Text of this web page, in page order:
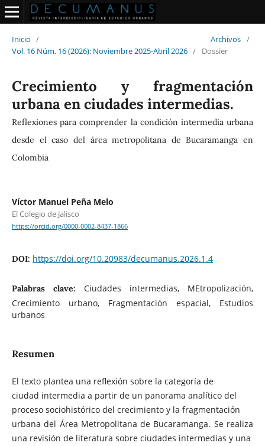
Inicio / Archivos /
Vol. 16 Núm. 16 (2026): Noviembre 2025-Abril 2026 / Dossier
Crecimiento y fragmentación
urbana en ciudades intermedias.
Reflexiones para comprender la condición intermedia urbana
desde el caso del área metropolitana de Bucaramanga en
Colombia
Víctor Manuel Peña Melo
El Colegio de Jalisco
https://orcid.org/0000-0002-8437-1866
DOI: https://doi.org/10.20983/decumanus.2026.1.4
Palabras clave: Ciudades intermedias, MEtropolización,
Crecimiento urbano, Fragmentación espacial, Estudios
urbanos
Resumen
El texto plantea una reflexión sobre la categoría de
ciudad intermedia a partir de un panorama analítico del
proceso sociohistórico del crecimiento y la fragmentación
urbana del Área Metropolitana de Bucaramanga. Se realiza
una revisión de literatura sobre ciudades intermedias y una